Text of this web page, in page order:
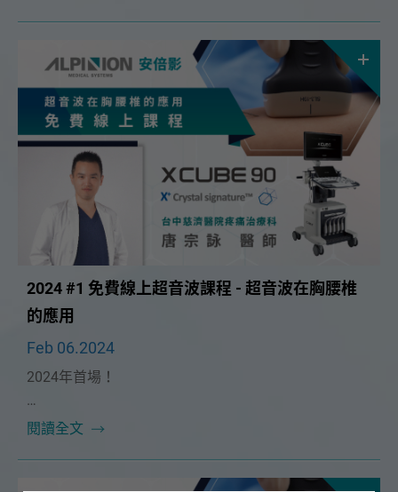
2024 #1 免費線上超音波課程 - 超音波在胸腰椎
的應用
Feb 06.2024
2024年首場！
本次課程很榮幸邀請到🔥台中慈濟疼痛科 唐宗詠醫師
閱讀全文